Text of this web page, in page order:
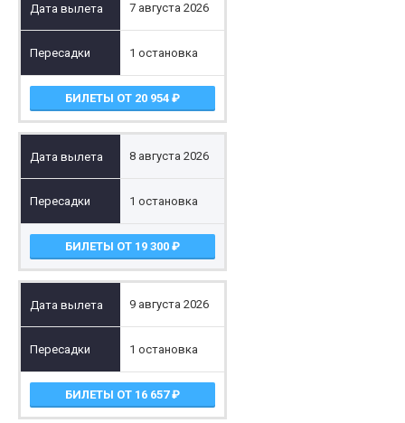
7 августа 2026
1 остановка
БИЛЕТЫ ОТ 20 954
8 августа 2026
1 остановка
БИЛЕТЫ ОТ 19 300
9 августа 2026
1 остановка
БИЛЕТЫ ОТ 16 657